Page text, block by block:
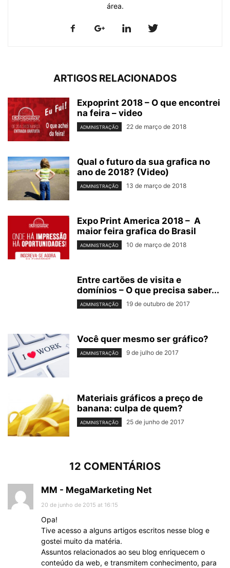
área.
ARTIGOS RELACIONADOS
Expoprint 2018 – O que encontrei
na feira – video
ADMINISTRAÇÃO 22 de março de 2018
Qual o futuro da sua grafica no
ano de 2018? (Video)
ADMINISTRAÇÃO 13 de março de 2018
Expo Print America 2018 – A
maior feira grafica do Brasil
ADMINISTRAÇÃO 10 de março de 2018
Entre cartões de visita e
domínios – O que precisa saber...
ADMINISTRAÇÃO 19 de outubro de 2017
Você quer mesmo ser gráfico?
ADMINISTRAÇÃO 9 de julho de 2017
Materiais gráficos a preço de
banana: culpa de quem?
ADMINISTRAÇÃO 25 de junho de 2017
12 COMENTÁRIOS
MM - MegaMarketing Net
20 de junho de 2015 at 16:15
Opa!
Tive acesso a alguns artigos escritos nesse blog e
gostei muito da matéria.
Assuntos relacionados ao seu blog enriquecem o
conteúdo da web, e transmitem conhecimento, para